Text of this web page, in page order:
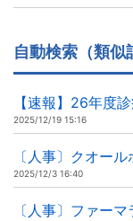
自動検索（類似
【速報】26年度
2025/12/19 15:16
〔人事〕クオー
2025/12/3 16:40
〔人事〕ファー